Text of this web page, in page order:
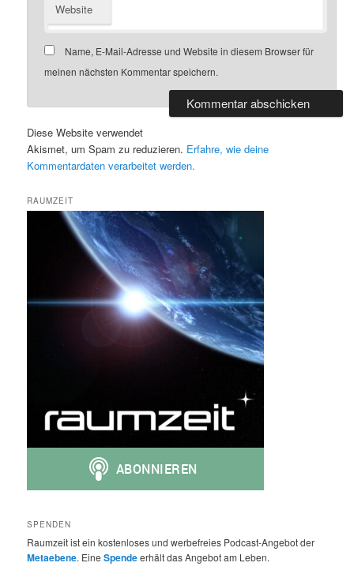
Website
Name, E-Mail-Adresse und Website in diesem Browser für
meinen nächsten Kommentar speichern.
Diese Website verwendet
Akismet, um Spam zu reduzieren. Erfahre, wie deine
Kommentardaten verarbeitet werden.
RAUMZEIT
SPENDEN
Raumzeit ist ein kostenloses und werbefreies Podcast-Angebot der
Metaebene. EineSpendeerhält das Angebot am Leben.